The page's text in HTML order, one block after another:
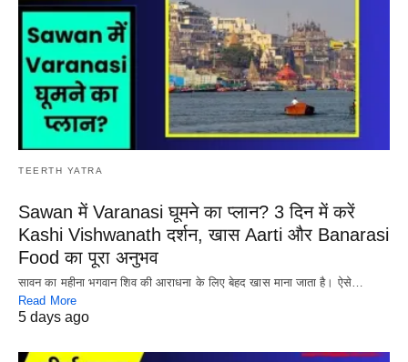
TEERTH YATRA
Sawan में Varanasi घूमने का प्लान? 3 दिन में करें
Kashi Vishwanath दर्शन, खास Aarti और Banarasi
Food का पूरा अनुभव
सावन का महीना भगवान शिव की आराधना के लिए बेहद खास माना जाता है। ऐसे…
Read More
5 days ago